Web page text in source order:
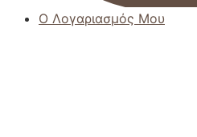
Ο Λογαριασμός Μου